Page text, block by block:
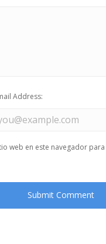
Address:
web en este navegador